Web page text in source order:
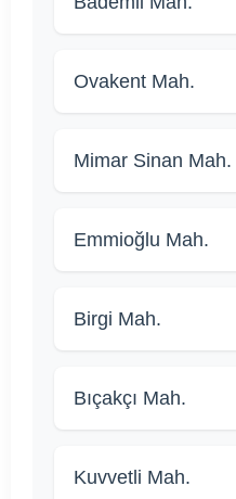
Ovakent Mah.
Mimar Sinan Mah.
Emmioğlu Mah.
Birgi Mah.
Bıçakçı Mah.
Kuvvetli Mah.